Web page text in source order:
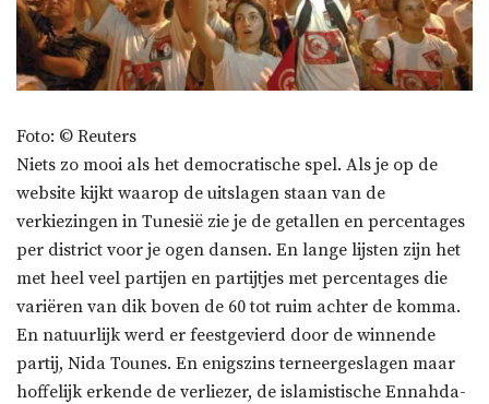
Foto: © Reuters
Niets zo mooi als het democratische spel. Als je op de
website kijkt waarop de uitslagen staan van de
verkiezingen in Tunesië zie je de getallen en percentages
per district voor je ogen dansen. En lange lijsten zijn het
met heel veel partijen en partijtjes met percentages die
variëren van dik boven de 60 tot ruim achter de komma.
En natuurlijk werd er feestgevierd door de winnende
partij, Nida Tounes. En enigszins terneergeslagen maar
hoffelijk erkende de verliezer, de islamistische Ennahda-